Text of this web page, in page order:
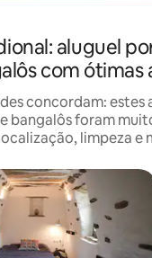
aluguel
com ótimas
concordam: estes
bangalôs foram
limpeza e